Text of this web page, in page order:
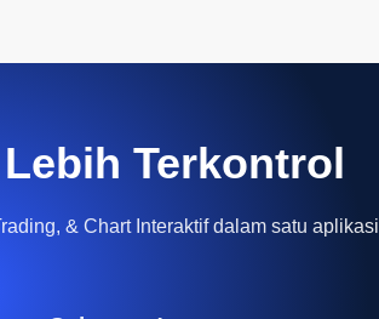
Terkontrol
& Chart Interaktif dalam satu aplikasi